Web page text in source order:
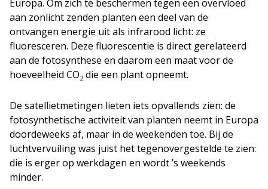
Europa. Om zich te beschermen tegen een overvloed
aan zonlicht zenden planten een deel van de
ontvangen energie uit als infrarood licht: ze
fluoresceren. Deze fluorescentie is direct gerelateerd
aan de fotosynthese en daarom een maat voor de
hoeveelheid CO2 die een plant opneemt.
De satellietmetingen lieten iets opvallends zien: de
fotosynthetische activiteit van planten neemt in Europa
doordeweeks af, maar in de weekenden toe. Bij de
luchtvervuiling was juist het tegenovergestelde te zien:
die is erger op werkdagen en wordt ’s weekends
minder.